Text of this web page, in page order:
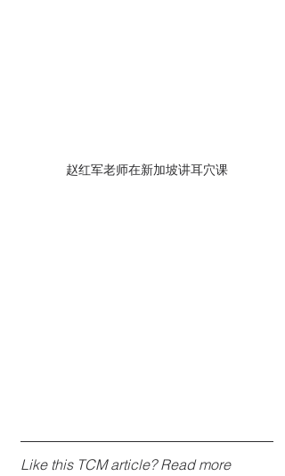
赵红军老师在新加坡讲耳穴课
Like this TCM article? Read more